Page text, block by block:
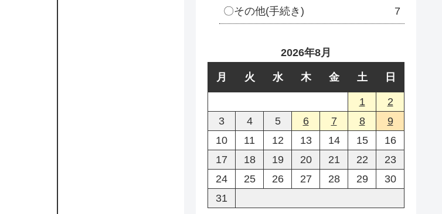
〇その他(手続き) 7
2026年8月
月 火 水 木 金 土 日
1
2
3
4 5 6 7 8
9
10
11 12 13 14 15
16
17
18 19 20 21 22
23
24
25 26 27 28 29
30
31